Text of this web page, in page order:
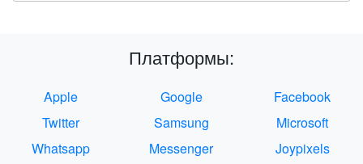
Платформы:
Apple Google
Facebook
Twitter
Samsung
Microsoft
Whatsapp
Messenger
Joypixels